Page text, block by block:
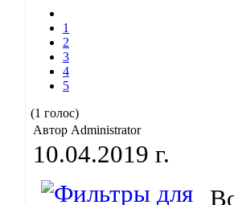
1
2
3
4
5
(1 голос)
Автор Administrator
10.04.2019 г.